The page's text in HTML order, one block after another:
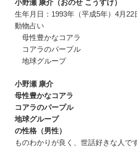
小野瀬 康介（おのせ こうすけ）
生年月日：1993年（平成5年）4月22
動物占い
母性豊かなコアラ
コアラのパープル
地球グループ
小野瀬 康介
母性豊かなコアラ
コアラのパープル
地球グループ
の性格（男性）
ものわかりが良く、世話好きな人で